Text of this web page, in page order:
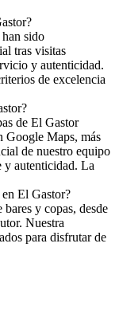
sido
tras visitas
y autenticidad.
de excelencia
de El Gastor
Google Maps, más
de nuestro equipo
y autenticidad. La
El Gastor?
y copas, desde
Nuestra
para disfrutar de